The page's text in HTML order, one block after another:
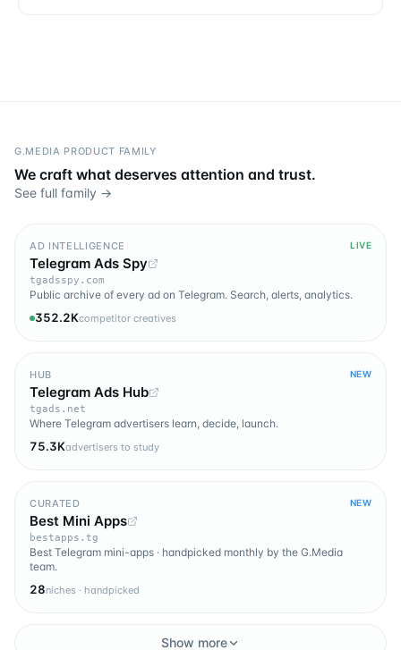
G.MEDIA PRODUCT FAMILY
We craft what deserves attention and trust.
See full family →
AD INTELLIGENCE LIVE
Telegram Ads Spy
tgadsspy.com
Public archive of every ad on Telegram. Search, alerts, analytics.
352.2Kcompetitor creatives
HUB NEW
Telegram Ads Hub
tgads.net
Where Telegram advertisers learn, decide, launch.
75.3Kadvertisers to study
CURATED NEW
Best Mini Apps
bestapps.tg
Best Telegram mini-apps · handpicked monthly by the G.Media
team.
28niches · handpicked
Show more